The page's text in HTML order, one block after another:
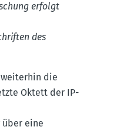
erfolgt
des
weiterhin die
Oktett der IP-
über eine